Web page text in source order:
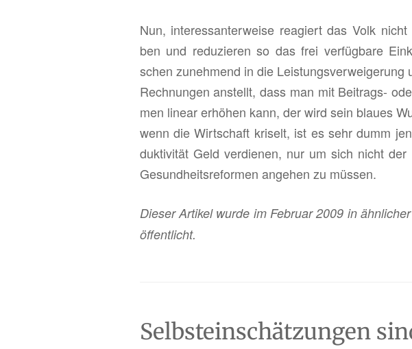
Nun, in­ter­es­san­ter­wei­se re­agiert das Volk
ben und re­du­zie­ren so das frei ver­füg­ba­re
schen zu­neh­mend in die Leis­tungs­ver­wei­ge­rung
Rech­nun­gen an­stellt, dass man mit Bei­trags-
men li­ne­ar er­hö­hen kann, der wird sein blau­es
wenn die Wirt­schaft kri­selt, ist es sehr dumm
duk­ti­vi­tät Geld ver­die­nen, nur um sich nicht
Ge­sund­heits­re­for­men an­ge­hen zu müs­sen.
Die­ser Ar­ti­kel wurde im Fe­bru­ar 2009 in
öf­fent­licht.
Selbsteinschätzungen